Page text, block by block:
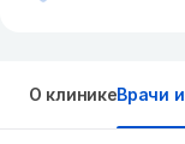
О клиникеВрачи